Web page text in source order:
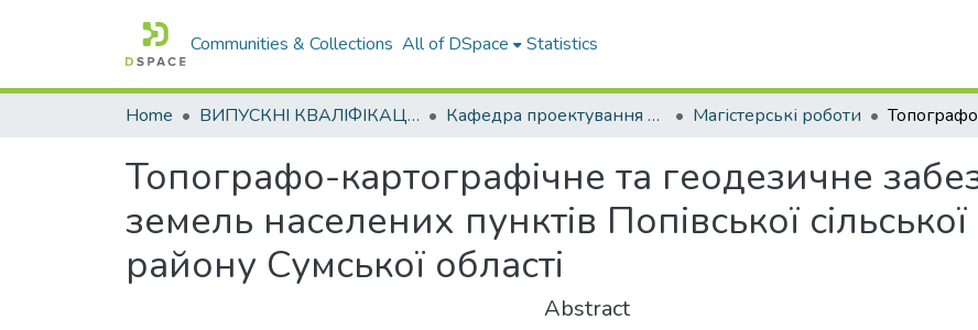
Communities & Collections All of DSpace Statistics
Home ВИПУСКНІ КВАЛІФІКАЦІЙНІ РОБОТИ Кафедра проектування доріг, геодезії і землеустрою Магістерські роботи
Топографо-картографічне та геодезичне
земель населених пунктів Попівської
району Сумської області
Abstract